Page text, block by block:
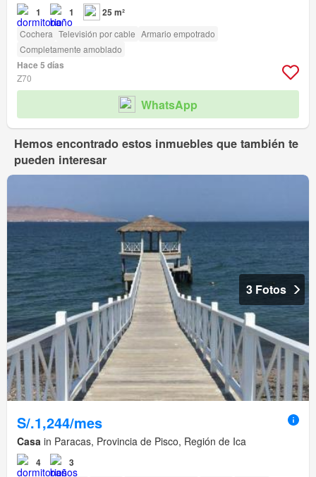
1 1 25 m²
Cochera Televisión por cable Armario empotrado
Completamente amoblado
Hace 5 días
Z70
WhatsApp
Hemos encontrado estos inmuebles que también te
pueden interesar
3 Fotos
S/.1,244/mes
Casa in Paracas, Provincia de Pisco, Región de Ica
4 3